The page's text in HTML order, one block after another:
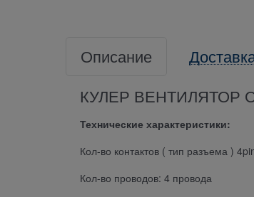
Описание
КУЛЕР ВЕНТИЛЯТОР
Технические характеристики:
Кол-во контактов ( тип разъема )
Кол-во проводов: 4 провода